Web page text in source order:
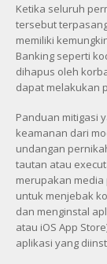
Ketika seluruh
tersebut
memiliki
Banking seperti
dihapus oleh
dapat melakukan
Panduan mitigasi
keamanan dari
undangan
tautan atau
merupakan
untuk menjebak
dan menginstal
atau iOS App
aplikasi yang